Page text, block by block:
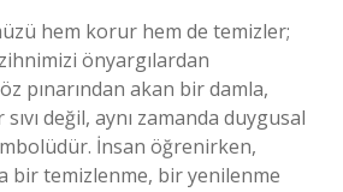
hem korur hem de temizler;
önyargılardan
pınarından akan bir damla,
değil, aynı zamanda duygusal
İnsan öğrenirken,
bir temizlenme, bir yenilenme